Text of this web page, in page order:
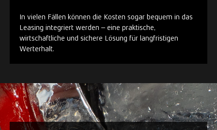
In vielen Fällen können die Kosten sogar bequem in das
Leasing integriert werden – eine praktische,
wirtschaftliche und sichere Lösung für langfristigen
Werterhalt.